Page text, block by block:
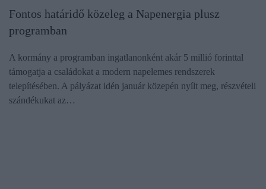
Fontos határidő közeleg a Napenergia plusz
programban
A kormány a programban ingatlanonként akár 5 millió forinttal
támogatja a családokat a modern napelemes rendszerek
telepítésében. A pályázat idén január közepén nyílt meg, részvételi
szándékukat az…